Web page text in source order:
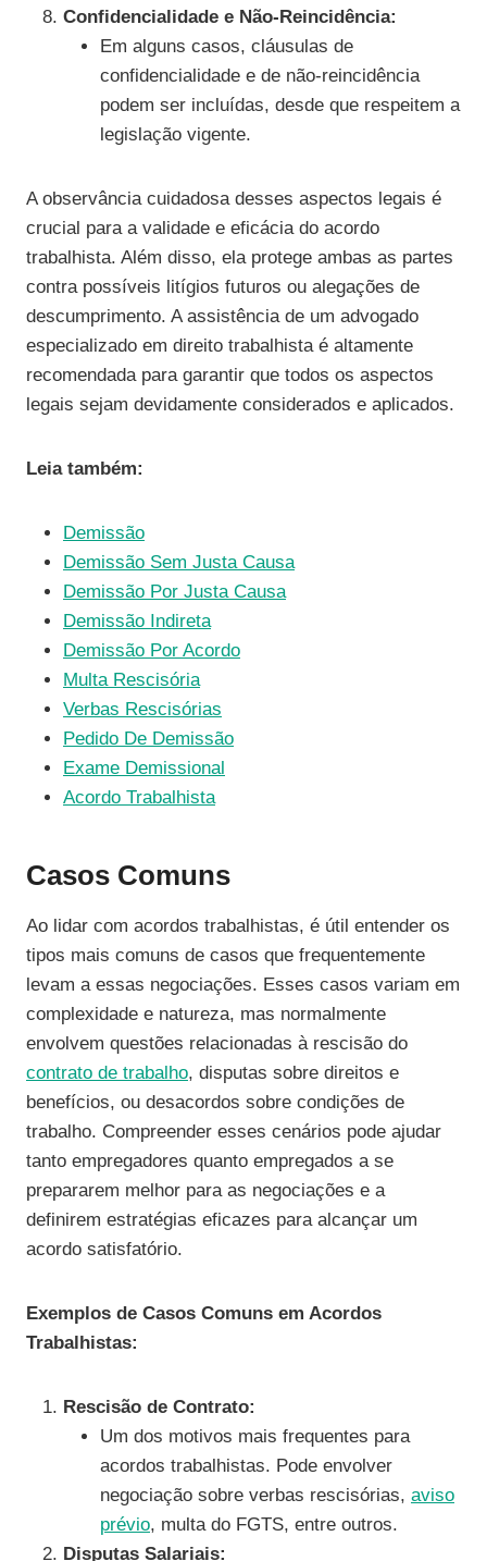
Confidencialidade e Não-Reincidência:
Em alguns casos, cláusulas de
confidencialidade e de não-reincidência
podem ser incluídas, desde que respeitem a
legislação vigente.
A observância cuidadosa desses aspectos legais é
crucial para a validade e eficácia do acordo
trabalhista. Além disso, ela protege ambas as partes
contra possíveis litígios futuros ou alegações de
descumprimento. A assistência de um advogado
especializado em direito trabalhista é altamente
recomendada para garantir que todos os aspectos
legais sejam devidamente considerados e aplicados.
Leia também:
Demissão
Demissão Sem Justa Causa
Demissão Por Justa Causa
Demissão Indireta
Demissão Por Acordo
Multa Rescisória
Verbas Rescisórias
Pedido De Demissão
Exame Demissional
Acordo Trabalhista
Casos Comuns
Ao lidar com acordos trabalhistas, é útil entender os
tipos mais comuns de casos que frequentemente
levam a essas negociações. Esses casos variam em
complexidade e natureza, mas normalmente
envolvem questões relacionadas à rescisão do
contrato de trabalho, disputas sobre direitos e
benefícios, ou desacordos sobre condições de
trabalho. Compreender esses cenários pode ajudar
tanto empregadores quanto empregados a se
prepararem melhor para as negociações e a
definirem estratégias eficazes para alcançar um
acordo satisfatório.
Exemplos de Casos Comuns em Acordos
Trabalhistas:
Rescisão de Contrato:
Um dos motivos mais frequentes para
acordos trabalhistas. Pode envolver
negociação sobre verbas rescisórias, aviso
prévio, multa do FGTS, entre outros.
Disputas Salariais: